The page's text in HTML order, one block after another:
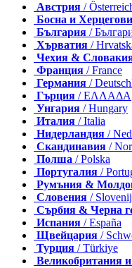
Австрия /
Босна и
България /
Хърватия /
Чехия &
Франция / France
Германия /
Гърция / ΕΛΛΑΔΑ
Унгария / Hungary
Италия / Italia
Нидерландия /
Скандинавия /
Полша / Polska
Португалия /
Румъния &
Словения /
Сърбия & Черна
Испания / España
Щвейцария /
Турция / Türkiye
Великобритания